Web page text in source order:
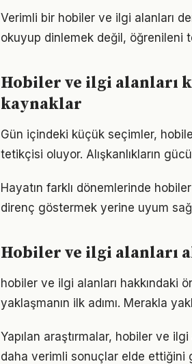
Verimli bir hobiler ve ilgi alanları
okuyup dinlemek değil, öğrenileni
Hobiler ve ilgi alanları
kaynaklar
Gün içindeki küçük seçimler,
tetikçisi oluyor. Alışkanlıkların
Hayatın farklı dönemlerinde
direnç göstermek yerine uyum
Hobiler ve ilgi alanları
hobiler ve ilgi alanları hakkındaki
yaklaşmanın ilk adımı. Merakla
Yapılan araştırmalar, hobiler ve
daha verimli sonuçlar elde ettiğini